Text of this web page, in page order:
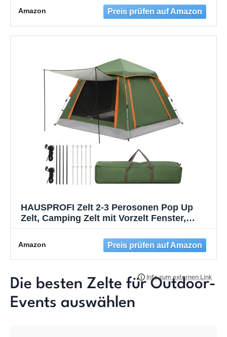
abnehmbarem Dach & Tragetasche,
Verdunkelungszelt mit Veranda für
Camping Outdoor Reise Trekking (Grün)
Amazon
HAUSPROFI Zelt 2-3 Perosonen Pop Up
Zelt, Camping Zelt mit Vorzelt Fenster,
Wurfzelt, Doppeltürlüftung, Moskitoschutz,
2 Schichten Kuppelzelt für Camping
Familien Reise
Amazon
Die besten ⁤Zelte für Outdoor-
Events ⁣auswählen